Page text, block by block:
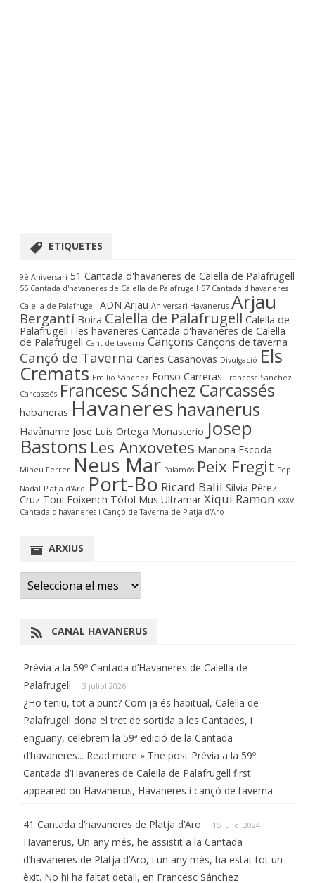
ETIQUETES
9è Aniversari 51 Cantada d'havaneres de Calella de Palafrugell
55 Cantada d'havaneres de Calella de Palafrugell 57 Cantada d'havaneres
Calella de Palafrugell ADN Arjau Aniversari Havanerus Arjau
Bergantí Boira Calella de Palafrugell Calella de
Palafrugell i les havaneres Cantada d'havaneres de Calella
de Palafrugell Cant de taverna Cançons Cançons de taverna
Cançó de Taverna Carles Casanovas Divulgació Els
Cremats Emilio Sánchez Fonso Carreras Francesc Sánchez
Carcasssés Francesc Sánchez Carcassés
habaneras Havaneres havanerus
Havàname Jose Luis Ortega Monasterio Josep
Bastons Les Anxovetes Mariona Escoda
Mineu Ferrer Neus Mar Palamós Peix Fregit Pep
Nadal Platja d'Aro Port-Bo Ricard Balil Sílvia Pérez
Cruz Toni Foixench Tòfol Mus Ultramar Xiqui Ramon XXXV
Cantada d'havaneres i Cançó de Taverna de Platja d'Aro
ARXIUS
Arxius
CANAL HAVANERUS
Prèvia a la 59º Cantada d’Havaneres de Calella de
Palafrugell
3 juliol 2026
¿Ho teniu, tot a punt? Com ja és habitual, Calella de
Palafrugell dona el tret de sortida a les Cantades, i
enguany, celebrem la 59ª edició de la Cantada
d’havaneres... Read more » The post Prèvia a la 59º
Cantada d’Havaneres de Calella de Palafrugell first
appeared on Havanerus, Havaneres i cançó de taverna.
41 Cantada d’havaneres de Platja d’Aro 15 juliol 2024
Havanerus, Un any més, he assistit a la Cantada
d’havaneres de Platja d’Aro, i un any més, ha estat tot un
èxit. No hi ha faltat detall, en Francesc Sánchez